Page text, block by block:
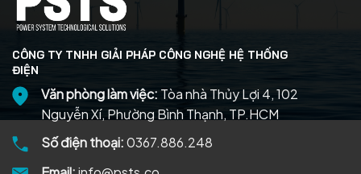
CÔNG TY TNHH GIẢI PHÁP CÔNG NGHỆ HỆ THỐNG
ĐIỆN
Văn phòng làm việc: Tòa nhà Thủy Lợi 4, 102
Nguyễn Xí, Phường Bình Thạnh, TP.HCM
Số điện thoại:0367.886.248